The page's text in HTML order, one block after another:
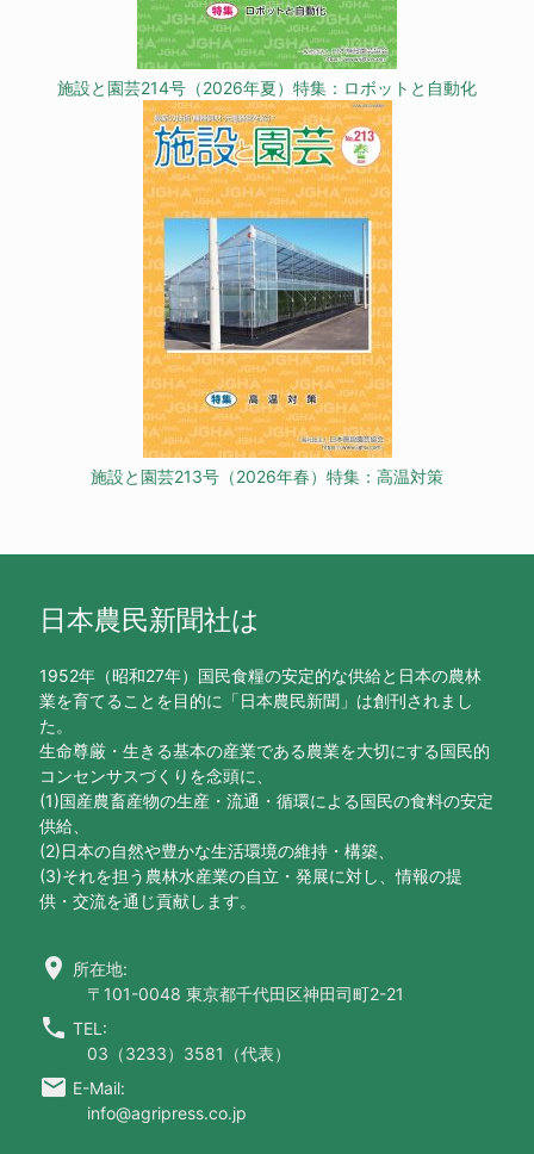
施設と園芸214号（2026年夏）特集：ロボットと自動化
施設と園芸213号（2026年春）特集：高温対策
日本農民新聞社は
1952年（昭和27年）国民食糧の安定的な供給と日本の農林
業を育てることを目的に「日本農民新聞」は創刊されまし
た。
生命尊厳・生きる基本の産業である農業を大切にする国民的
コンセンサスづくりを念頭に、
(1)国産農畜産物の生産・流通・循環による国民の食料の安定
供給、
(2)日本の自然や豊かな生活環境の維持・構築、
(3)それを担う農林水産業の自立・発展に対し、情報の提
供・交流を通じ貢献します。
location_on 所在地:
〒101-0048 東京都千代田区神田司町2-21
call TEL:
03（3233）3581（代表）
email E-Mail:
info@agripress.co.jp